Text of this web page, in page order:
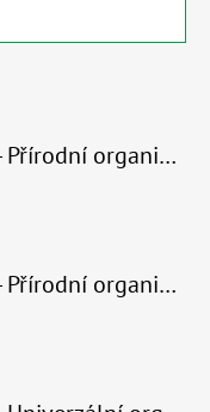
Mesiho žížalí čaj 5 l - Přírodní organické hnojivo 100% nature
Mesiho žížalí čaj 2 l - Přírodní organické hnojivo 100% nature - recyklovaný obal